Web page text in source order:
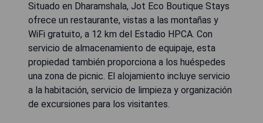
Situado en Dharamshala, Jot Eco Boutique Stays
ofrece un restaurante, vistas a las montañas y
WiFi gratuito, a 12 km del Estadio HPCA. Con
servicio de almacenamiento de equipaje, esta
propiedad también proporciona a los huéspedes
una zona de picnic. El alojamiento incluye servicio
a la habitación, servicio de limpieza y organización
de excursiones para los visitantes.